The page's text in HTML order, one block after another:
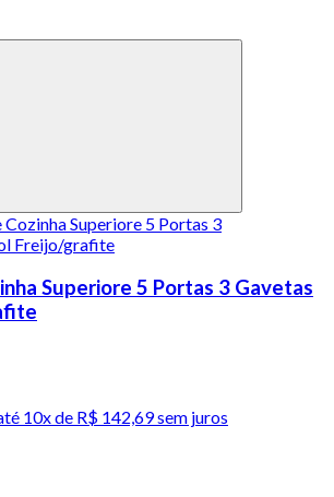
Superiore 5 Portas 3 Gavetas
10x de R$ 142,69 sem juros